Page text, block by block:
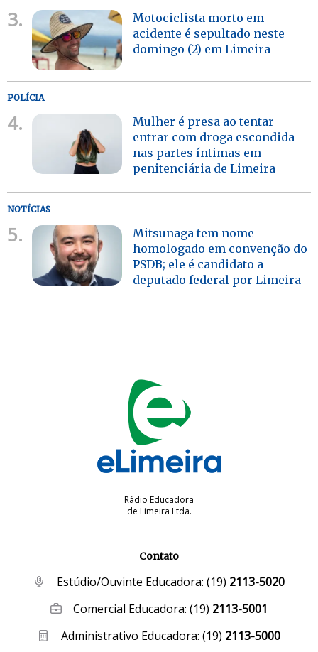
3.
Motociclista morto em
acidente é sepultado neste
domingo (2) em Limeira
POLÍCIA
4.
Mulher é presa ao tentar
entrar com droga escondida
nas partes íntimas em
penitenciária de Limeira
NOTÍCIAS
5.
Mitsunaga tem nome
homologado em convenção do
PSDB; ele é candidato a
deputado federal por Limeira
Rádio Educadora
de Limeira Ltda.
Contato
Estúdio/Ouvinte Educadora: (19) 2113-5020
Comercial Educadora:(19) 2113-5001
Administrativo Educadora: (19) 2113-5000